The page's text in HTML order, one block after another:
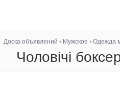
Доска объявлений › Мужское › Одежда
Чоловічі